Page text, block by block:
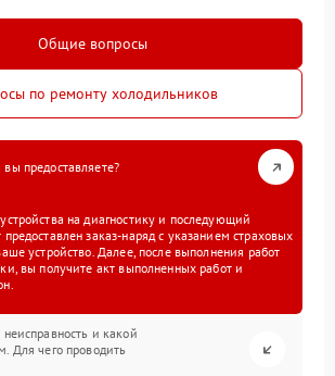
Общие вопросы
по ремонту холодильников
предоставляете?
на диагностику и последующий
заказ-наряд с указанием страховых
устройство. Далее, после выполнения работ
вы получите акт выполненных работ и
и какой
Для чего проводить